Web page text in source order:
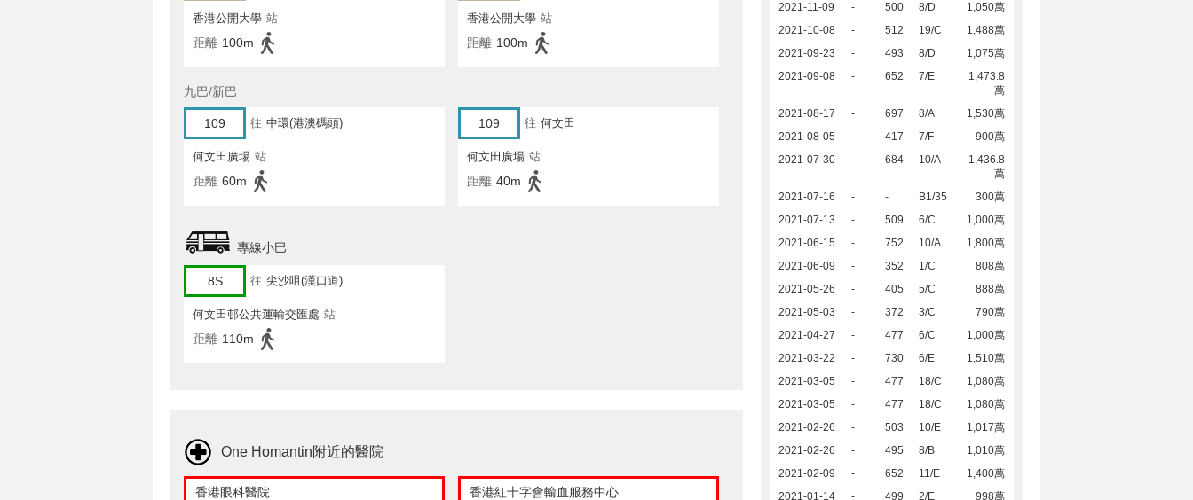
2021-11-09
- 500 8/D
1,050萬
2021-10-08
- 512 19/C
1,488萬
2021-09-23
- 493 8/D
1,075萬
2021-09-08
- 652 7/E
1,473.8
萬
2021-08-17
- 697 8/A
1,530萬
2021-08-05
- 417 7/F
900萬
2021-07-30
- 684 10/A
1,436.8
萬
2021-07-16
- - B1/35
300萬
2021-07-13
- 509 6/C
1,000萬
2021-06-15
- 752 10/A
1,800萬
2021-06-09
- 352 1/C
808萬
2021-05-26
- 405 5/C
888萬
2021-05-03
- 372 3/C
790萬
2021-04-27
- 477 6/C
1,000萬
2021-03-22
- 730 6/E
1,510萬
2021-03-05
- 477 18/C
1,080萬
2021-03-05
- 477 18/C
1,080萬
2021-02-26
- 503 10/E
1,017萬
2021-02-26
- 495 8/B
1,010萬
2021-02-09
- 652 11/E
1,400萬
2021-01-14
- 499 2/E 998萬
香港公開大學 站
距離 100m
香港公開大學 站
距離 100m
九巴/新巴
109 往 中環(港澳碼頭)
何文田廣場 站
距離 60m
109 往 何文田
何文田廣場 站
距離 40m
專線小巴
8S 往 尖沙咀(漢口道)
何文田邨公共運輸交匯處 站
距離 110m
One Homantin附近的醫院
香港眼科醫院 香港紅十字會輸血服務中心